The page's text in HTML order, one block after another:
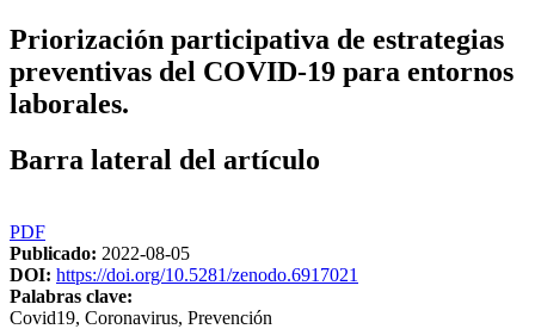
Priorización participativa de estrategias
preventivas del COVID-19 para entornos
laborales.
Barra lateral del artículo
PDF
Publicado: 2022-08-05
DOI: https://doi.org/10.5281/zenodo.6917021
Palabras clave:
Covid19, Coronavirus, Prevención